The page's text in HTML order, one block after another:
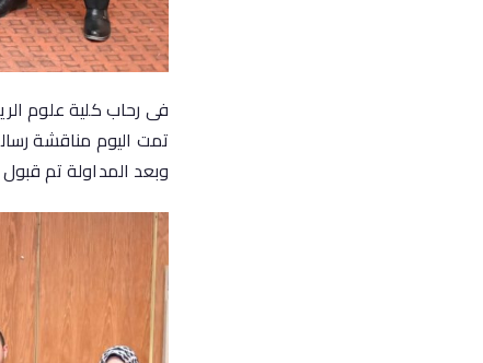
فى رحاب كلية علوم
تمت اليوم مناقشة
وبعد المداولة تم قبول